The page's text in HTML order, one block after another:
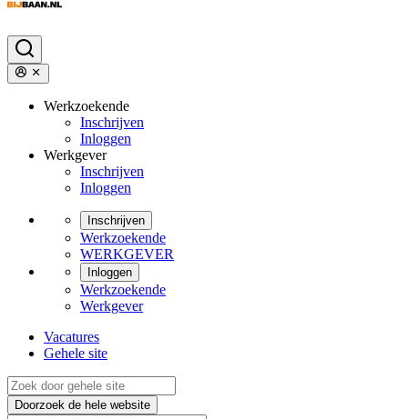
Werkzoekende
Inschrijven
Inloggen
Werkgever
Inschrijven
Inloggen
Inschrijven
Werkzoekende
WERKGEVER
Inloggen
Werkzoekende
Werkgever
Vacatures
Gehele site